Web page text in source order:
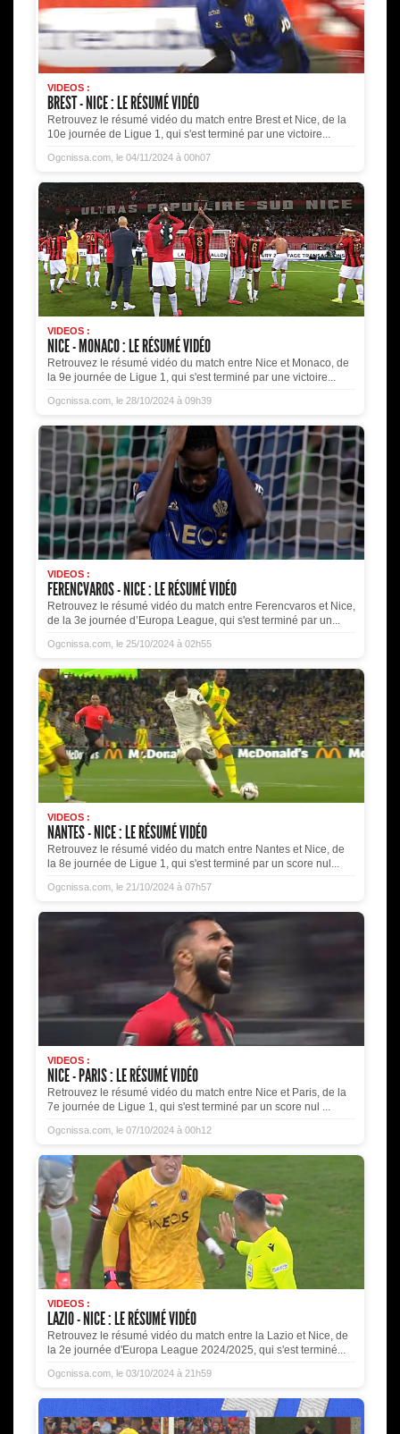
VIDEOS :
BREST - NICE : LE RÉSUMÉ VIDÉO
Retrouvez le résumé vidéo du match entre Brest et Nice, de la
10e journée de Ligue 1, qui s'est terminé par une victoire...
Ogcnissa.com, le 04/11/2024 à 00h07
VIDEOS :
NICE - MONACO : LE RÉSUMÉ VIDÉO
Retrouvez le résumé vidéo du match entre Nice et Monaco, de
la 9e journée de Ligue 1, qui s'est terminé par une victoire...
Ogcnissa.com, le 28/10/2024 à 09h39
VIDEOS :
FERENCVAROS - NICE : LE RÉSUMÉ VIDÉO
Retrouvez le résumé vidéo du match entre Ferencvaros et Nice,
de la 3e journée d’Europa League, qui s'est terminé par un...
Ogcnissa.com, le 25/10/2024 à 02h55
VIDEOS :
NANTES - NICE : LE RÉSUMÉ VIDÉO
Retrouvez le résumé vidéo du match entre Nantes et Nice, de
la 8e journée de Ligue 1, qui s'est terminé par un score nul...
Ogcnissa.com, le 21/10/2024 à 07h57
VIDEOS :
NICE - PARIS : LE RÉSUMÉ VIDÉO
Retrouvez le résumé vidéo du match entre Nice et Paris, de la
7e journée de Ligue 1, qui s'est terminé par un score nul ...
Ogcnissa.com, le 07/10/2024 à 00h12
VIDEOS :
LAZIO - NICE : LE RÉSUMÉ VIDÉO
Retrouvez le résumé vidéo du match entre la Lazio et Nice, de
la 2e journée d'Europa League 2024/2025, qui s'est terminé...
Ogcnissa.com, le 03/10/2024 à 21h59